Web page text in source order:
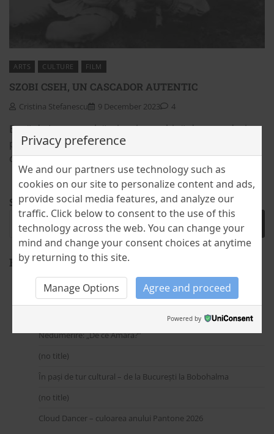
ARTS CULTURE FILM
SZOBI CSEH, UN CASCADOR AUTENTIC
Cristina Stefanescu 9 December 2023 4
Buză de Iepure a alcătuit prima echipă de cascadori
profesioniști din România. I se spunea așa din filmele
cu haiduci în care jucase. Numele său real era […]
Search
BLOCK TITLE
Highlights
Whispers from Romania – Romania Unboxed: A Personal Invitation
Nedumerire: „De ce Amara?”
(no title)
În pași de tur cultural – de la București la Bobohalma
(no title)
Cloud Dancer – culoarea anului Pantone 2026
Privacy preference
We and our partners use technology such as
cookies on our site to personalize content and ads,
provide social media features, and analyze our
traffic. Click below to consent to the use of this
technology across the web. You can change your
mind and change your consent choices at anytime
by returning to this site.
Manage Options Agree and proceed
Powered by